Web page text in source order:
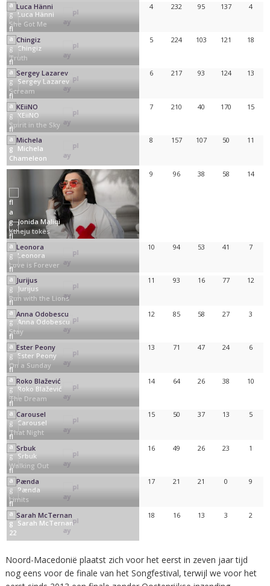
Luca Hänni
She Got Me
4 232 95 137 4
Chingiz
Truth
5 224 103 121 18
Sergey Lazarev
Scream
6 217 93 124 13
KEiiNO
Spirit in the Sky
7 210 40 170 15
Michela
Chameleon
8 157 107 50 11
Jonida Maliqi
Ktheju tokës
9 96 38 58 14
Leonora
Love is Forever
10 94 53 41 7
Jurijus
Run with the Lions
11 93 16 77 12
Anna Odobescu
Stay
12 85 58 27 3
Ester Peony
On a Sunday
13 71 47 24 6
Roko Blažević
The Dream
14 64 26 38 10
Carousel
That Night
15 50 37 13 5
Srbuk
Walking Out
16 49 26 23 1
Pænda
Limits
17 21 21 0 9
Sarah McTernan
22
18 16 13 3 2
Noord-Macedonië plaatst zich voor het eerst in zeven jaar tijd
nog eens voor de finale van het Songfestival, terwijl we voor het